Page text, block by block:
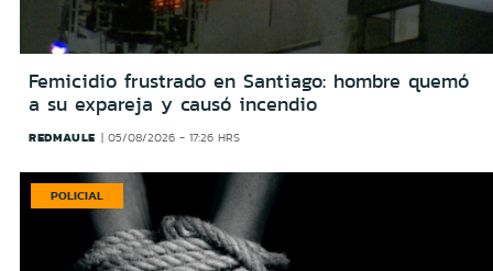
Femicidio frustrado en Santiago: hombre quemó
a su expareja y causó incendio
REDMAULE 05/08/2026 - 17:26 HRS
POLICIAL